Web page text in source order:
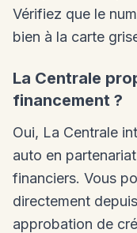
Vérifiez que le
bien à la carte
La Centrale
financement ?
Oui, La Centrale
auto en
financiers. Vous
directement
approbation de